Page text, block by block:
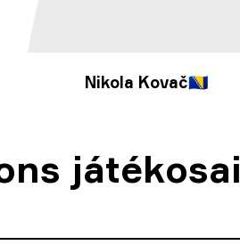
Nikola Kovač🇧🇦
játékosai